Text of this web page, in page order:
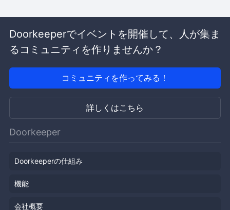
Doorkeeperでイベントを開催して、人が集ま
るコミュニティを作りませんか？
コミュニティを作ってみる！
詳しくはこちら
Doorkeeper
Doorkeeperの仕組み
機能
会社概要